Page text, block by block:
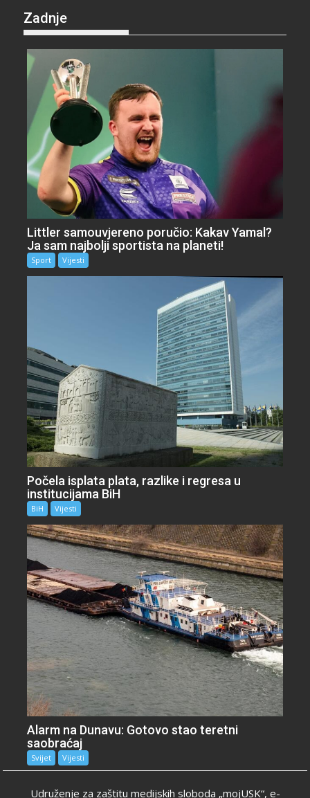
Zadnje
Littler samouvjereno poručio: Kakav Yamal?
Ja sam najbolji sportista na planeti!
Sport Vijesti
Počela isplata plata, razlike i regresa u
institucijama BiH
BiH Vijesti
Alarm na Dunavu: Gotovo stao teretni
saobraćaj
Svijet Vijesti
Udruženje za zaštitu medijskih sloboda „mojUSK“, e-